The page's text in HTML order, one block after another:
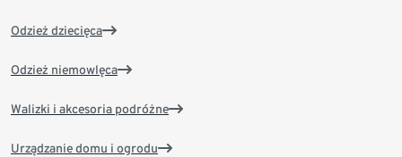
Odzież dziecięca
Odzież niemowlęca
Walizki i akcesoria podróżne
Urządzanie domu i ogrodu